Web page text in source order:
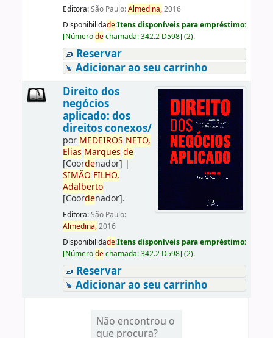
Editora:São Paulo:Almedina,2016
Disponibilidade:Itens disponíveis para empréstimo:
[Númerodechamada:342.2 D598] (2).
Reservar
Adicionar ao seu carrinho
Direito dos
negócios
aplicado: dos
direitos conexos/
por MEDEIROS NETO,
Elias Marques de
[Coordenador] |
SIMÃO FILHO,
Adalberto
[Coordenador].
Editora:São Paulo:
Almedina,2016
Disponibilidade:Itens disponíveis para empréstimo:
[Númerodechamada:342.2 D598] (2).
Reservar
Adicionar ao seu carrinho
Não encontrou o
que procura?